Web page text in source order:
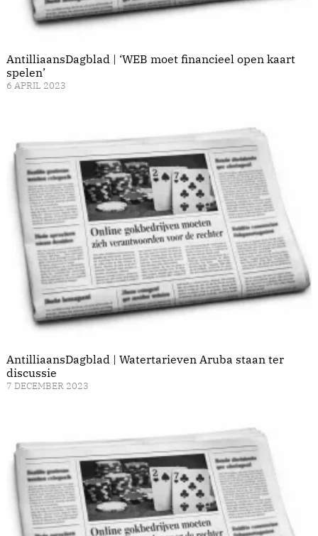
AntilliaansDagblad | ‘WEB moet financieel open kaart
spelen’
6 APRIL 2023
AntilliaansDagblad | Watertarieven Aruba staan ter
discussie
7 DECEMBER 2023